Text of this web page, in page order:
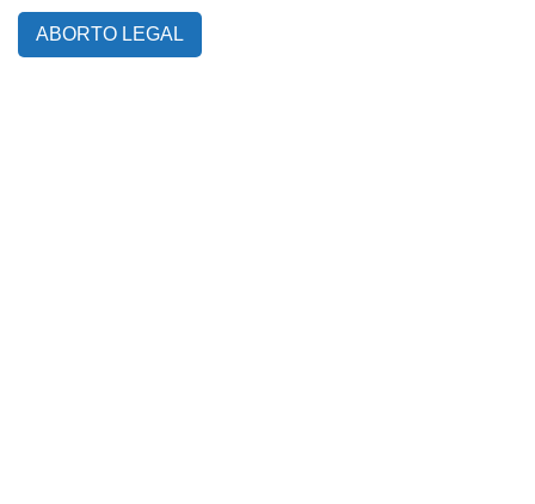
ABORTO LEGAL